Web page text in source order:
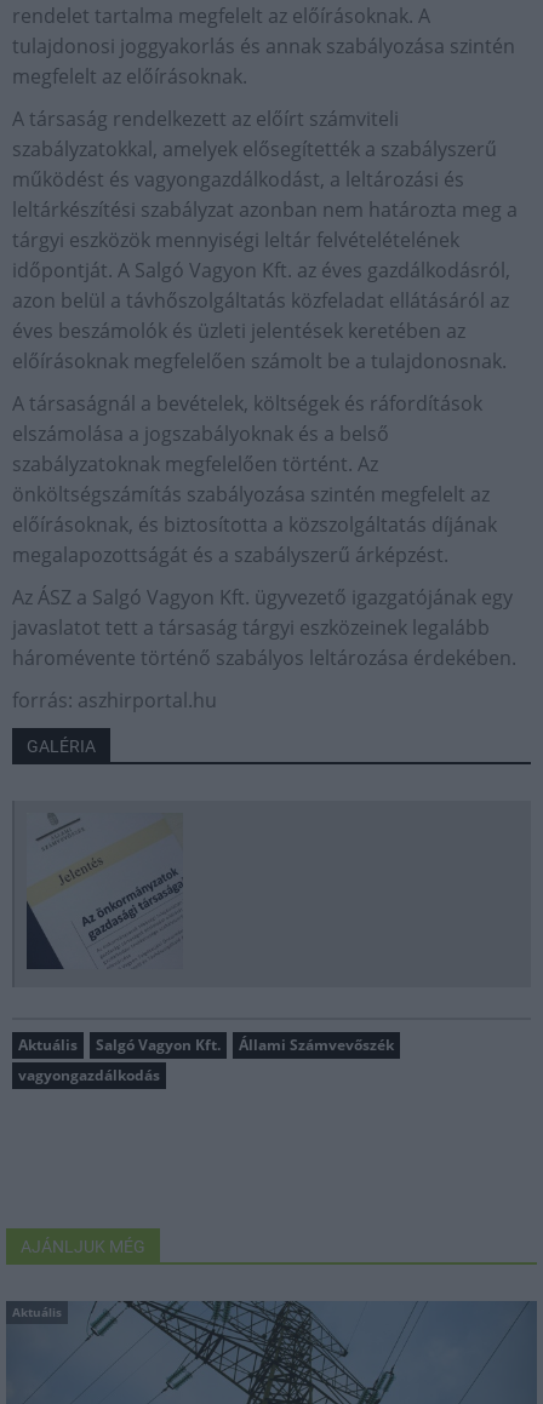
rendelet tartalma megfelelt az előírásoknak. A
tulajdonosi joggyakorlás és annak szabályozása szintén
megfelelt az előírásoknak.
A társaság rendelkezett az előírt számviteli
szabályzatokkal, amelyek elősegítették a szabályszerű
működést és vagyongazdálkodást, a leltározási és
leltárkészítési szabályzat azonban nem határozta meg a
tárgyi eszközök mennyiségi leltár felvételételének
időpontját. A Salgó Vagyon Kft. az éves gazdálkodásról,
azon belül a távhőszolgáltatás közfeladat ellátásáról az
éves beszámolók és üzleti jelentések keretében az
előírásoknak megfelelően számolt be a tulajdonosnak.
A társaságnál a bevételek, költségek és ráfordítások
elszámolása a jogszabályoknak és a belső
szabályzatoknak megfelelően történt. Az
önköltségszámítás szabályozása szintén megfelelt az
előírásoknak, és biztosította a közszolgáltatás díjának
megalapozottságát és a szabályszerű árképzést.
Az ÁSZ a Salgó Vagyon Kft. ügyvezető igazgatójának egy
javaslatot tett a társaság tárgyi eszközeinek legalább
háromévente történő szabályos leltározása érdekében.
forrás: aszhirportal.hu
GALÉRIA
Aktuális Salgó Vagyon Kft.
Állami Számvevőszék
vagyongazdálkodás
AJÁNLJUK MÉG
Aktuális